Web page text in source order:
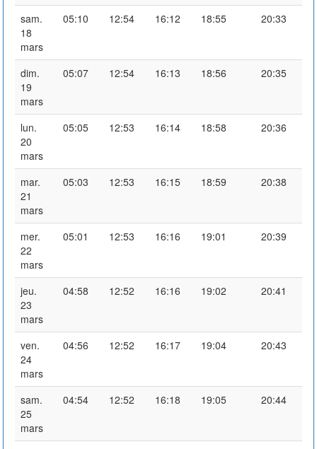
sam.
18
mars
05:10 12:54 16:12 18:55 20:33
dim.
19
mars
05:07 12:54 16:13 18:56 20:35
lun.
20
mars
05:05 12:53 16:14 18:58 20:36
mar.
21
mars
05:03 12:53 16:15 18:59 20:38
mer.
22
mars
05:01 12:53 16:16 19:01 20:39
jeu.
23
mars
04:58 12:52 16:16 19:02 20:41
ven.
24
mars
04:56 12:52 16:17 19:04 20:43
sam.
25
mars
04:54 12:52 16:18 19:05 20:44